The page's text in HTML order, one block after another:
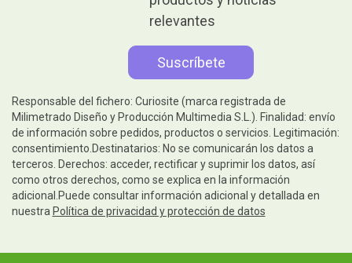
relevantes
Responsable del fichero: Curiosite (marca registrada de
Milimetrado Diseño y Producción Multimedia S.L.). Finalidad: envío
de información sobre pedidos, productos o servicios. Legitimación:
consentimiento.Destinatarios: No se comunicarán los datos a
terceros. Derechos: acceder, rectificar y suprimir los datos, así
como otros derechos, como se explica en la información
adicional.Puede consultar información adicional y detallada en
nuestra Política de privacidad y protección de datos